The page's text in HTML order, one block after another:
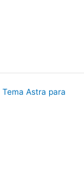
Tema Astra para